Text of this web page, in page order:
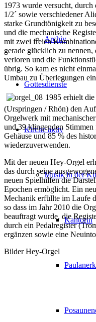
Archiv
Gottesdienste
Kirche aktiv
Musik in der
Kantorin
1973 wurde versucht, durch
1/2´ sowie verschiedener
starke Grundtönigkeit zu
und die mechanische
mit zwei freien
gerade glücklich zu nennen,
verloren und die
übrig. So kam es nicht
Umbau zu Überlegungen
1985 erhielt
(Urspringen / Rhön) den
Orgelwerk mit
und 39 klingenden
Gehäuse und 85 % des
wiederzuverwenden.
Mit der neuen Hey-Orgel
das durch seine
neuen Spielhilfen die
Epochen ermöglicht. Ein
Mechanik erfüllte im Laufe
so dass im Jahr 2010 die
beauftragt wurde, die
durch ein Pedalregister
ergänzen sowie eine
Bilder Hey-Orgel